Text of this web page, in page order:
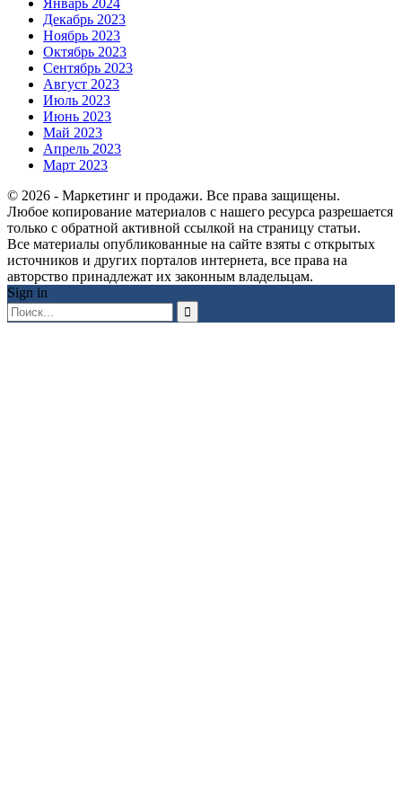
Декабрь 2023
Ноябрь 2023
Октябрь 2023
Сентябрь 2023
Август 2023
Июль 2023
Июнь 2023
Май 2023
Апрель 2023
Март 2023
© 2026 - Маркетинг и продажи. Все права защищены.
Любое копирование материалов с нашего ресурса разрешается
только с обратной активной ссылкой на страницу статьи.
Все материалы опубликованные на сайте взяты с открытых
источников и других порталов интернета, все права на
авторство принадлежат их законным владельцам.
Sign in